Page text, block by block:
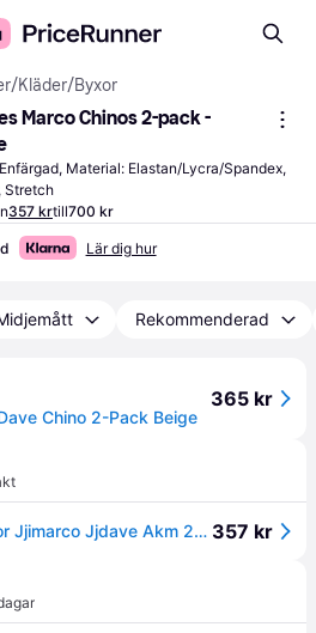
/Kläder/Byxor
Marco Chinos 2-pack -
Material: Elastan/Lycra/Spandex,
Stretch
357 krtill700 kr
Lär dig hur
Rekommenderad
Chino 2-Pack Beige
365 kr
JACK & JONES herr Byxor Jjimarco Jjdave Akm 2-pack Noos, Beige, 28W / 32L 357 kr